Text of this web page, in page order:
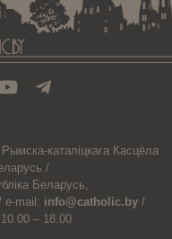
Рымска-каталіцкага Касцёла
/
Беларусь,
e-mail: info@catholic.by /
– 18.00